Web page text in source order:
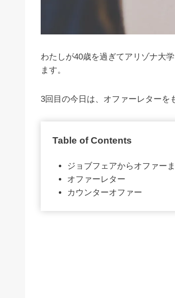
わたしが40歳を過ぎてアリゾナ大
ます。
3回目の今日は、オファーレターを
Table of Contents
ジョブフェアからオファー
オファーレター
カウンターオファー